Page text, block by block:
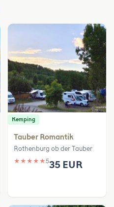
Kemping
Tauber Romantik
Rothenburg ob der Tauber
★ ★ ★ ★ ★535 EUR